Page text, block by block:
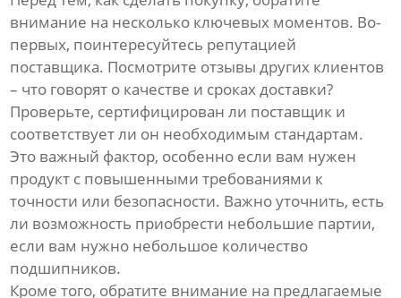
внимание на несколько ключевых моментов. Во-
первых, поинтересуйтесь репутацией
поставщика. Посмотрите отзывы других клиентов
– что говорят о качестве и сроках доставки?
Проверьте, сертифицирован ли поставщик и
соответствует ли он необходимым стандартам.
Это важный фактор, особенно если вам нужен
продукт с повышенными требованиями к
точности или безопасности. Важно уточнить, есть
ли возможность приобрести небольшие партии,
если вам нужно небольшое количество
подшипников.
Кроме того, обратите внимание на предлагаемые